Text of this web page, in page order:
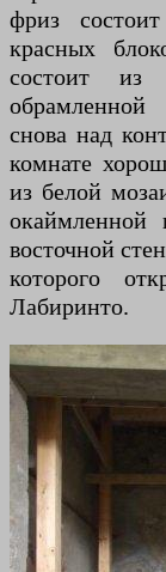
фриз
красных
состоит из
снова над
комнате
из белой
восточной
которого
Лабиринто.